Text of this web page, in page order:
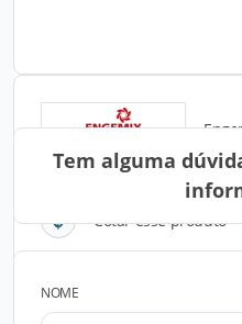
Cotar esse produto
FALAR
Tem alguma
NOME